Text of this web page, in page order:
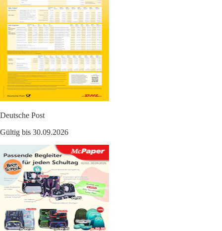
Deutsche Post
Gültig bis 30.09.2026